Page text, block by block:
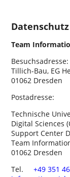
Datenschutz
Team
Besuchsadresse:
Tillich-Bau, EG
01062 Dresden
Postadresse:
Technische
Digital Sciences
Support Center
Team
01062 Dresden
Tel.
+49 351